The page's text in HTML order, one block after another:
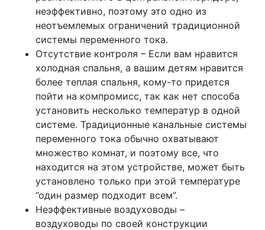
неэффективно, поэтому это одно из
неотъемлемых ограничений традиционной
системы переменного тока.
Отсутствие контроля – Если вам нравится
холодная спальня, а вашим детям нравится
более теплая спальня, кому-то придется
пойти на компромисс, так как нет способа
установить несколько температур в одной
системе. Традиционные канальные системы
переменного тока обычно охватывают
множество комнат, и поэтому все, что
находится на этом устройстве, может быть
установлено только при этой температуре
”один размер подходит всем”.
Неэффективные воздуховоды –
воздуховоды по своей конструкции